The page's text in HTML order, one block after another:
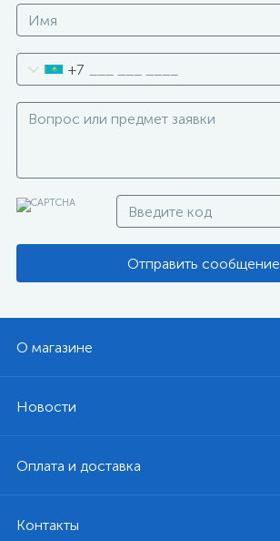
+7
Отправить сообщение
О магазине
Новости
Оплата и доставка
Контакты